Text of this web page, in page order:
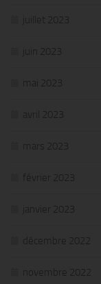
juillet 2023
juin 2023
mai 2023
avril 2023
mars 2023
février 2023
janvier 2023
décembre 2022
novembre 2022